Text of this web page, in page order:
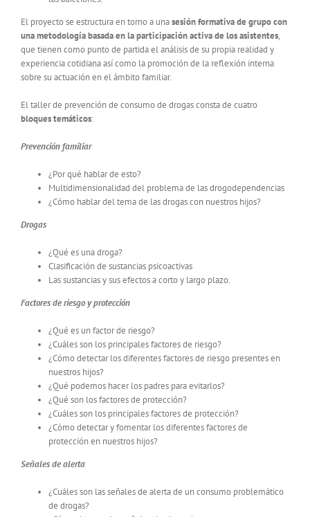
El proyecto se estructura en torno a unasesión formativa de grupo con
una metodología basada en la participación activa de los asistentes,
que tienen como punto de partida el análisis de su propia realidad y
experiencia cotidiana así como la promoción de la reflexión interna
sobre su actuación en el ámbito familiar.
El taller de prevención de consumo de drogas consta de cuatro
bloques temáticos:
Prevención familiar
¿Por qué hablar de esto?
Multidimensionalidad del problema de las drogodependencias
¿Cómo hablar del tema de las drogas con nuestros hijos?
Drogas
¿Qué es una droga?
Clasificación de sustancias psicoactivas
Las sustancias y sus efectos a corto y largo plazo.
Factores de riesgo y protección
¿Qué es un factor de riesgo?
¿Cuáles son los principales factores de riesgo?
¿Cómo detectar los diferentes factores de riesgo presentes en
nuestros hijos?
¿Qué podemos hacer los padres para evitarlos?
¿Qué son los factores de protección?
¿Cuáles son los principales factores de protección?
¿Cómo detectar y fomentar los diferentes factores de
protección en nuestros hijos?
Señales de alerta
¿Cuáles son las señales de alerta de un consumo problemático
de drogas?